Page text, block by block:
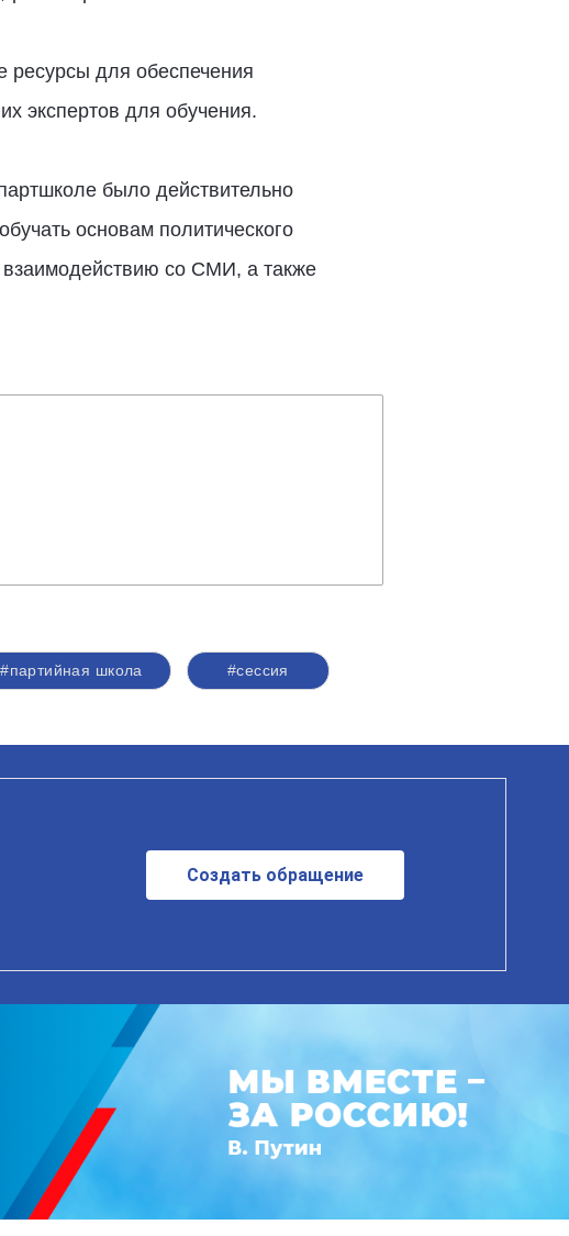
ресурсы для обеспечения
экспертов для обучения.
было действительно
основам политического
со СМИ, а также
#партийная школа #сессия
Создать обращение